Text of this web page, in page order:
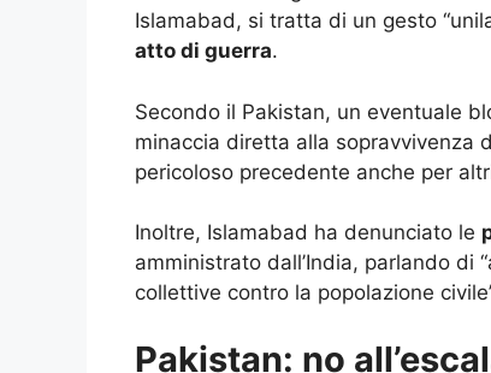
Islamabad, si tratta di un gesto
atto di guerra.
Secondo il Pakistan, un eventuale
minaccia diretta alla sopravvivenza
pericoloso precedente anche per
Inoltre, Islamabad ha denunciato le
amministrato dall’India, parlando di
collettive contro la popolazione
Pakistan: no